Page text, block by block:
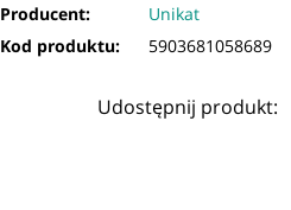
Producent:
Unikat
Kod produktu:
5903681058689
Udostępnij produkt: